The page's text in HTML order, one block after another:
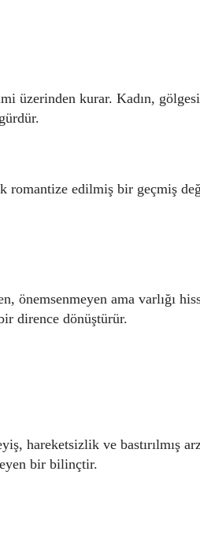
üzerinden kurar. Kadın,
romantize edilmiş bir geçmiş
önemsenmeyen ama varlığı
dirence dönüştürür.
hareketsizlik ve bastırılmış
bir bilinçtir.